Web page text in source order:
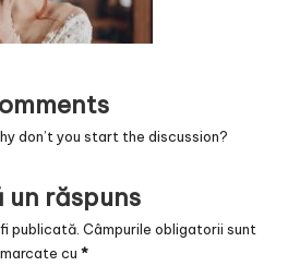
don’t you start the discussion?
un răspuns
publicată. Câmpurile obligatorii sunt
marcate cu *